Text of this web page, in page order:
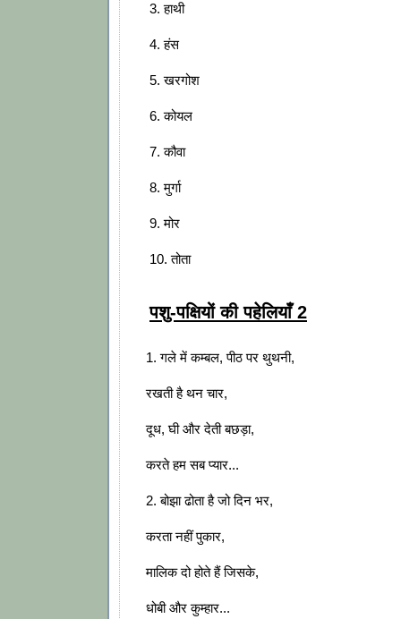
3. हाथी
4. हंस
5. खरगोश
6. कोयल
7. कौवा
8. मुर्गा
9. मोर
10. तोता
पशु-पक्षियों की पहेलियाँ 2
1. गले में कम्बल, पीठ पर थुथनी,
रखती है थन चार,
दूध, घी और देती बछड़ा,
करते हम सब प्यार...
2. बोझा ढोता है जो दिन भर,
करता नहीं पुकार,
मालिक दो होते हैं जिसके,
धोबी और कुम्हार...